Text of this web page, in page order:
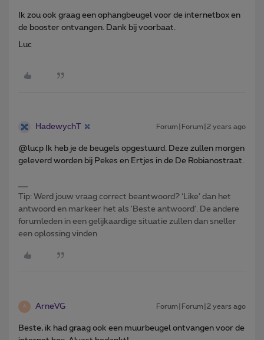
Ik zou ook graag een ophangbeugel voor de internetbox en
de booster ontvangen. Dank bij voorbaat.
Luc
HadewychT Forum|Forum|2 years ago
@lucp Ik heb je de beugels opgestuurd. Deze zullen morgen
geleverd worden bij Pekes en Ertjes in de De Robianostraat.
Tip: Werd jouw vraag correct beantwoord? ‘Like’ dan het
antwoord en markeer het als 'Beste antwoord'. De andere
forumleden in een gelijkaardige situatie zullen dan sneller
een oplossing vinden
A ArneVG Forum|Forum|2 years ago
Beste, ik had graag ook een muurbeugel ontvangen voor de